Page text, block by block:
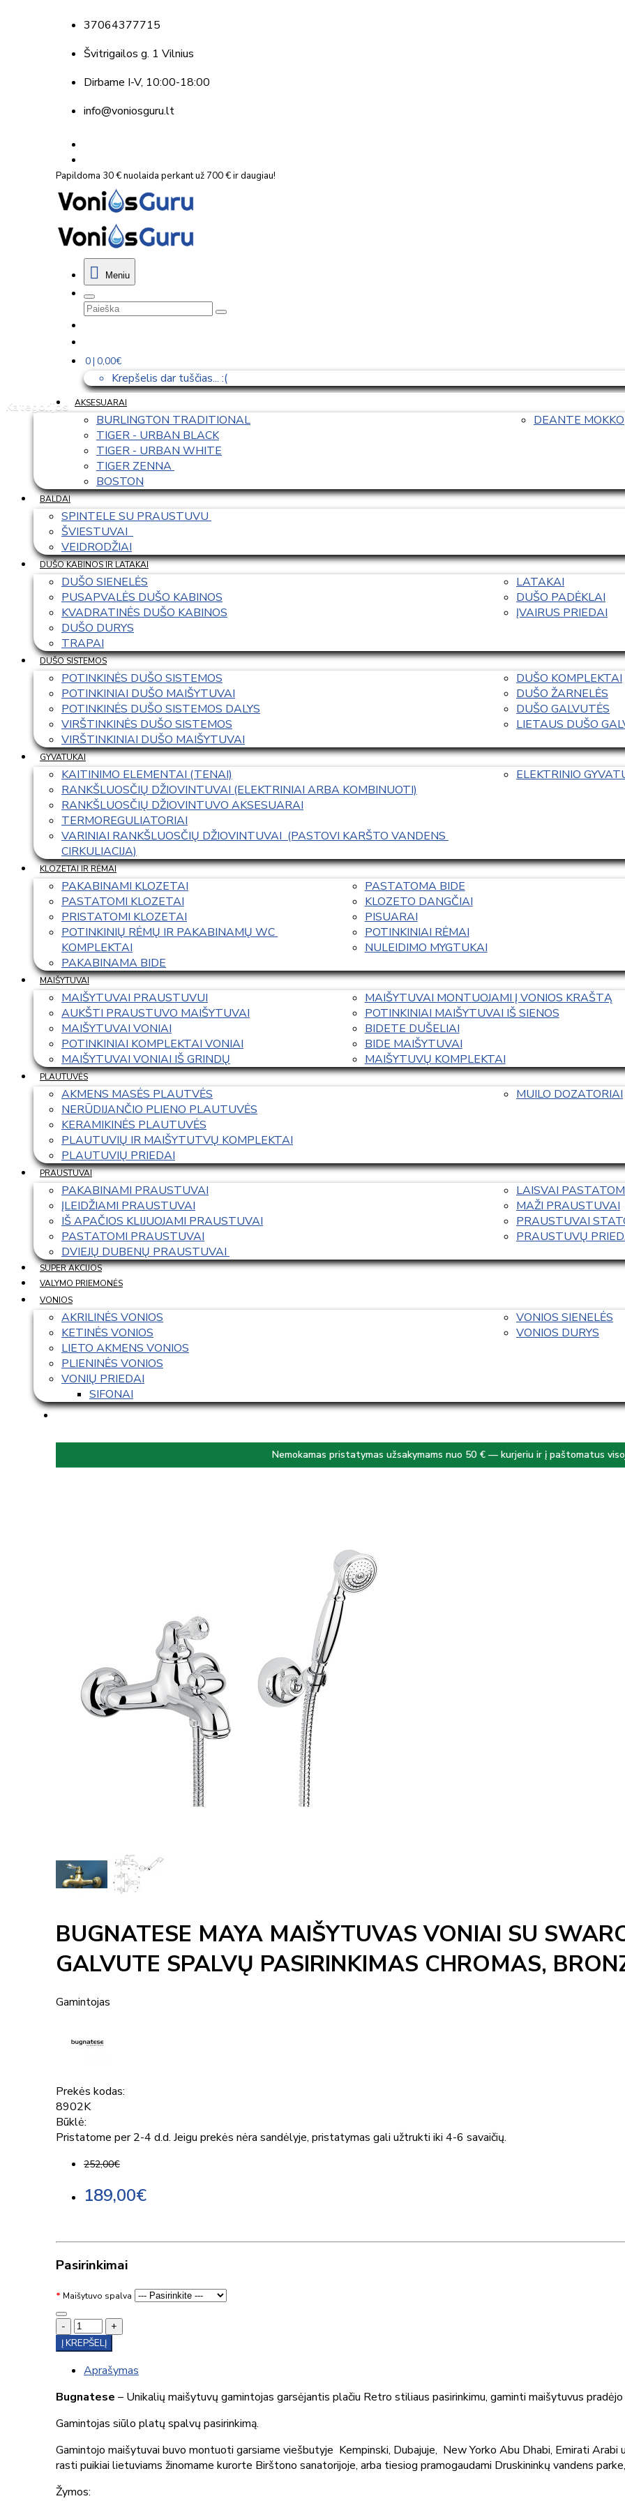
37064377715
Švitrigailos g. 1 Vilnius
Dirbame I-V, 10:00-18:00
info@voniosguru.lt
Papildoma 30 € nuolaida perkant už 700 € ir daugiau!
Meniu
0 | 0,00€
Krepšelis dar tuščias... :(
Kategorijos
AKSESUARAI
BURLINGTON TRADITIONAL
TIGER - URBAN BLACK
TIGER - URBAN WHITE
TIGER ZENNA
BOSTON
DEANTE MOKKO
BALDAI
SPINTELE SU PRAUSTUVU
ŠVIESTUVAI
VEIDRODŽIAI
DUŠO KABINOS IR LATAKAI
DUŠO SIENELĖS
PUSAPVALĖS DUŠO KABINOS
KVADRATINĖS DUŠO KABINOS
DUŠO DURYS
TRAPAI
LATAKAI
DUŠO PADĖKLAI
ĮVAIRUS PRIEDAI
DUŠO SISTEMOS
POTINKINĖS DUŠO SISTEMOS
POTINKINIAI DUŠO MAIŠYTUVAI
POTINKINĖS DUŠO SISTEMOS DALYS
VIRŠTINKINĖS DUŠO SISTEMOS
VIRŠTINKINIAI DUŠO MAIŠYTUVAI
DUŠO KOMPLEKTAI
DUŠO ŽARNELĖS
DUŠO GALVUTĖS
LIETAUS DUŠO
GYVATUKAI
KAITINIMO ELEMENTAI (TENAI)
RANKŠLUOSČIŲ DŽIOVINTUVAI (ELEKTRINIAI ARBA KOMBINUOTI)
RANKŠLUOSČIŲ DŽIOVINTUVO AKSESUARAI
TERMOREGULIATORIAI
VARINIAI RANKŠLUOSČIŲ DŽIOVINTUVAI  (PASTOVI KARŠTO VANDENS
CIRKULIACIJA)
ELEKTRINIO
KLOZETAI IR RĖMAI
PAKABINAMI KLOZETAI
PASTATOMI KLOZETAI
PRISTATOMI KLOZETAI
POTINKINIŲ RĖMŲ IR PAKABINAMŲ WC
KOMPLEKTAI
PAKABINAMA BIDE
PASTATOMA BIDE
KLOZETO DANGČIAI
PISUARAI
POTINKINIAI RĖMAI
NULEIDIMO MYGTUKAI
MAIŠYTUVAI
MAIŠYTUVAI PRAUSTUVUI
AUKŠTI PRAUSTUVO MAIŠYTUVAI
MAIŠYTUVAI VONIAI
POTINKINIAI KOMPLEKTAI VONIAI
MAIŠYTUVAI VONIAI IŠ GRINDŲ
MAIŠYTUVAI MONTUOJAMI Į VONIOS KRAŠTĄ
POTINKINIAI MAIŠYTUVAI IŠ SIENOS
BIDETE DUŠELIAI
BIDE MAIŠYTUVAI
MAIŠYTUVŲ KOMPLEKTAI
PLAUTUVĖS
AKMENS MASĖS PLAUTVĖS
NERŪDIJANČIO PLIENO PLAUTUVĖS
KERAMIKINĖS PLAUTUVĖS
PLAUTUVIŲ IR MAIŠYTUTVŲ KOMPLEKTAI
PLAUTUVIŲ PRIEDAI
MUILO DOZATORIAI
PRAUSTUVAI
PAKABINAMI PRAUSTUVAI
ĮLEIDŽIAMI PRAUSTUVAI
IŠ APAČIOS KLIJUOJAMI PRAUSTUVAI
PASTATOMI PRAUSTUVAI
DVIEJŲ DUBENŲ PRAUSTUVAI
LAISVAI
MAŽI PRAUSTUVAI
PRAUSTUVAI
PRAUSTUVŲ
SUPER AKCIJOS
VALYMO PRIEMONĖS
VONIOS
AKRILINĖS VONIOS
KETINĖS VONIOS
LIETO AKMENS VONIOS
PLIENINĖS VONIOS
VONIŲ PRIEDAI
SIFONAI
VONIOS SIENELĖS
VONIOS DURYS
Nemokamas pristatymas užsakymams nuo 50 € — kurjeriu ir į paštomatus
BUGNATESE MAYA MAIŠYTUVAS VONIAI SU
GALVUTE SPALVŲ PASIRINKIMAS CHROMAS,
Gamintojas
Prekės kodas:
8902K
Būklė:
Pristatome per 2-4 d.d. Jeigu prekės nėra sandėlyje, pristatymas gali užtrukti iki 4-6 savaičių.
252,00€
189,00€
Pasirinkimai
Maišytuvo spalva
-
+
Į KREPŠELĮ
Aprašymas
Bugnatese – Unikalių maišytuvų gamintojas garsėjantis plačiu Retro stiliaus pasirinkimu, gaminti maišytuvus
Gamintojas siūlo platų spalvų pasirinkimą.
Gamintojo maišytuvai buvo montuoti garsiame viešbutyje Kempinski, Dubajuje, New Yorko Abu Dhabi, Emirati
rasti puikiai lietuviams žinomame kurorte Birštono sanatorijoje, arba tiesiog pramogaudami Druskininkų vandens
Žymos: